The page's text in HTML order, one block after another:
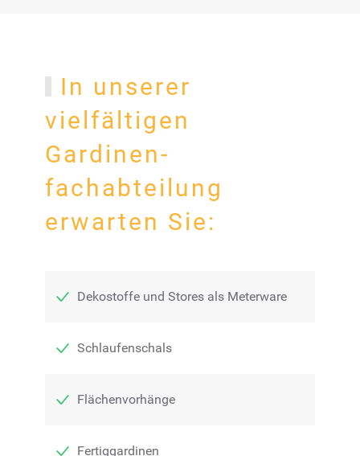
In unserer
vielfältigen
Gardinen­
fachabteilung
erwarten Sie:
Dekostoffe und Stores als Meterware
Schlaufenschals
Flächenvorhänge
Fertiggardinen